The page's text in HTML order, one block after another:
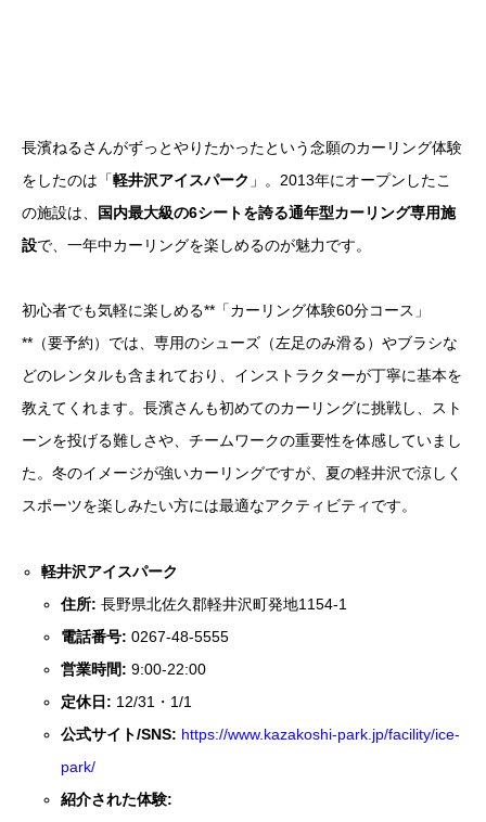
長濱ねるさんがずっとやりたかったという念願のカーリング体験
をしたのは「軽井沢アイスパーク 」。2013年にオープンしたこ
の施設は、
国内最大級の6シートを誇る通年型カーリング専用施
設で、一年中カーリングを楽しめるのが魅力です。
初心者でも気軽に楽しめる**「カーリング体験60分コース」
**（要予約）では、専用のシューズ（左足のみ滑る）やブラシな
どのレンタルも含まれており、インストラクターが丁寧に基本を
教えてくれます。長濱さんも初めてのカーリングに挑戦し、スト
ーンを投げる難しさや、チームワークの重要性を体感していまし
た。冬のイメージが強いカーリングですが、夏の軽井沢で涼しく
スポーツを楽しみたい方には最適なアクティビティです。
軽井沢アイスパーク
住所: 長野県北佐久郡軽井沢町発地1154-1
電話番号: 0267-48-5555
営業時間: 9:00-22:00
定休日: 12/31・1/1
公式サイト/SNS: https://www.kazakoshi-park.jp/facility/ice-
park/
紹介された体験: